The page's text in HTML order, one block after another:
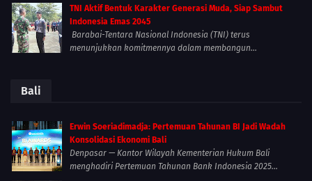
TNI Aktif Bentuk Karakter Generasi Muda, Siap Sambut
Indonesia Emas 2045
Barabai-Tentara Nasional Indonesia (TNI) terus
menunjukkan komitmennya dalam membangun...
Bali
Erwin Soeriadimadja: Pertemuan Tahunan BI Jadi Wadah
Konsolidasi Ekonomi Bali
Denpasar — Kantor Wilayah Kementerian Hukum Bali
menghadiri Pertemuan Tahunan Bank Indonesia 2025...